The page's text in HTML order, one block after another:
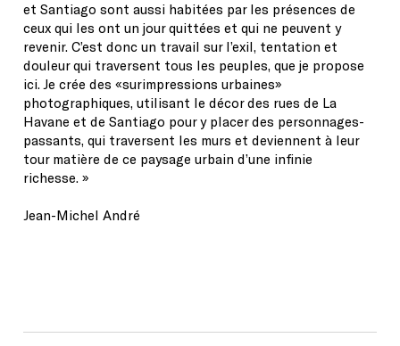
et Santiago sont aussi habitées par les présences de
ceux qui les ont un jour quittées et qui ne peuvent y
revenir. C’est donc un travail sur l’exil, tentation et
douleur qui traversent tous les peuples, que je propose
ici. Je crée des «surimpressions urbaines»
photographiques, utilisant le décor des rues de La
Havane et de Santiago pour y placer des personnages-
passants, qui traversent les murs et deviennent à leur
tour matière de ce paysage urbain d’une infinie
richesse. »
Jean-Michel André